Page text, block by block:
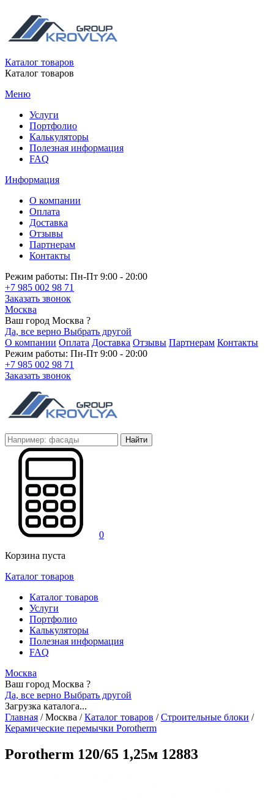
Каталог товаров
Каталог товаров
Меню
Услуги
Портфолио
Калькуляторы
Полезная информация
FAQ
Информация
О компании
Оплата
Доставка
Отзывы
Партнерам
Контакты
Режим работы: Пн-Пт 9:00 - 20:00
+7 985 002 98 71
Заказать звонок
Москва
Ваш город Москва ?
Да, все верно Выбрать другой
О компании Оплата Доставка Отзывы Партнерам Контакты
Режим работы: Пн-Пт 9:00 - 20:00
+7 985 002 98 71
Заказать звонок
Найти
0
Корзина пуста
Каталог товаров
Каталог товаров
Услуги
Портфолио
Калькуляторы
Полезная информация
FAQ
Москва
Ваш город Москва ?
Да, все верно Выбрать другой
Загрузка каталога...
Главная /Москва / Каталог товаров / Строительные блоки /
Керамические перемычки Porotherm
Porotherm 120/65 1,25м 12883